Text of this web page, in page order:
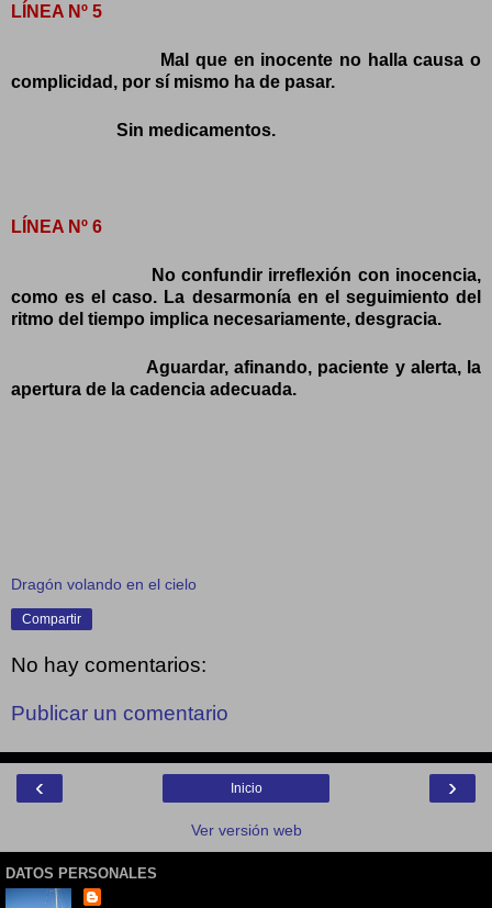
LÍNEA Nº 5
Mal que en inocente no halla causa o
complicidad, por sí mismo ha de pasar.
Sin medicamentos.
LÍNEA Nº 6
No confundir irreflexión con inocencia,
como es el caso. La desarmonía en el seguimiento del
ritmo del tiempo implica necesariamente, desgracia.
Aguardar, afinando, paciente y alerta, la
apertura de la cadencia adecuada.
Dragón volando en el cielo
Compartir
No hay comentarios:
Publicar un comentario
‹ ›
Inicio
Ver versión web
DATOS PERSONALES